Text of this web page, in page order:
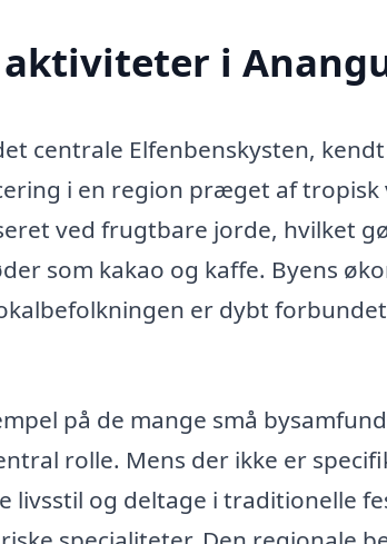
i
centrale Elfenbenskysten,
i en region præget af
ved frugtbare jorde, hvilket
som kakao og kaffe. Byens
er dybt
på de mange små
rolle. Mens der ikke er
livsstil og deltage i traditionelle